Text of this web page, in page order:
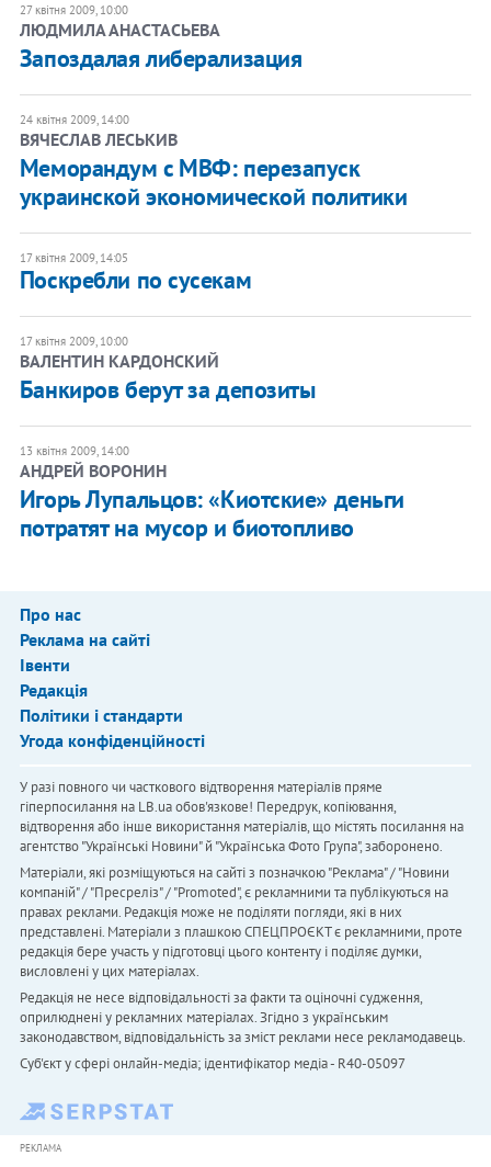
27 квітня 2009, 10:00
ЛЮДМИЛА АНАСТАСЬЕВА
Запоздалая либерализация
24 квітня 2009, 14:00
ВЯЧЕСЛАВ ЛЕСЬКИВ
Меморандум c МВФ: перезапуск
украинской экономической политики
17 квітня 2009, 14:05
Поскребли по сусекам
17 квітня 2009, 10:00
ВАЛЕНТИН КАРДОНСКИЙ
Банкиров берут за депозиты
13 квітня 2009, 14:00
АНДРЕЙ ВОРОНИН
Игорь Лупальцов: «Киотские» деньги
потратят на мусор и биотопливо
Про нас
Реклама на сайті
Івенти
Редакція
Політики і стандарти
Угода конфіденційності
У разі повного чи часткового відтворення матеріалів пряме
гіперпосилання на LB.ua обов'язкове! Передрук, копіювання,
відтворення або інше використання матеріалів, що містять посилання на
агентство "Українськi Новини" й "Українська Фото Група", заборонено.
Матеріали, які розміщуються на сайті з позначкою "Реклама" / "Новини
компаній" / "Пресреліз" / "Promoted", є рекламними та публікуються на
правах реклами. Редакція може не поділяти погляди, які в них
представлені. Матеріали з плашкою СПЕЦПРОЄКТ є рекламними, проте
редакція бере участь у підготовці цього контенту і поділяє думки,
висловлені у цих матеріалах.
Редакція не несе відповідальності за факти та оціночні судження,
оприлюднені у рекламних матеріалах. Згідно з українським
законодавством, відповідальність за зміст реклами несе рекламодавець.
Cуб'єкт у сфері онлайн-медіа; ідентифікатор медіа - R40-05097
РЕКЛАМА